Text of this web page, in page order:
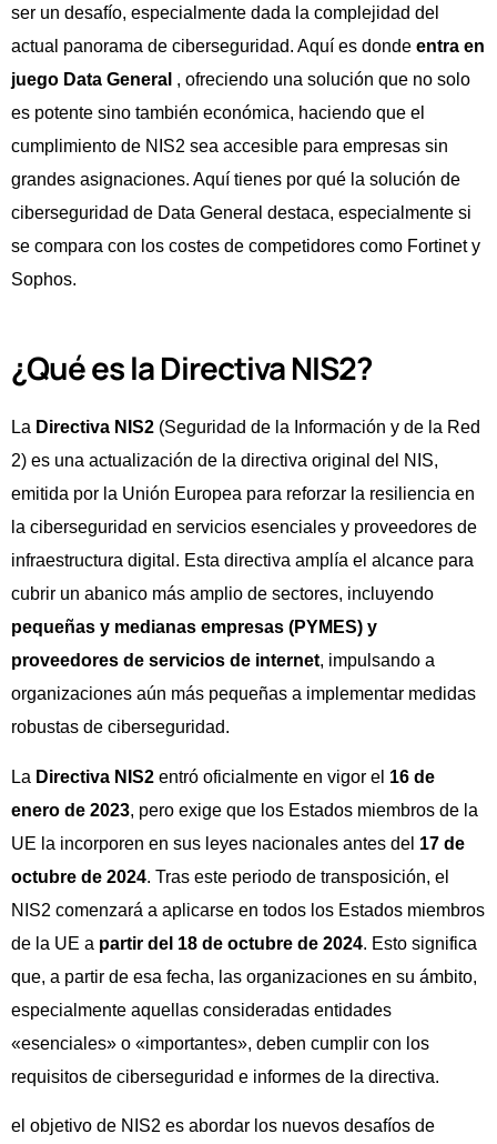
ser un desafío, especialmente dada la complejidad del
actual panorama de ciberseguridad. Aquí es donde entra en
juego Data General , ofreciendo una solución que no solo
es potente sino también económica, haciendo que el
cumplimiento de NIS2 sea accesible para empresas sin
grandes asignaciones. Aquí tienes por qué la solución de
ciberseguridad de Data General destaca, especialmente si
se compara con los costes de competidores como Fortinet y
Sophos.
¿Qué es la Directiva NIS2?
La Directiva NIS2 (Seguridad de la Información y de la Red
2) es una actualización de la directiva original del NIS,
emitida por la Unión Europea para reforzar la resiliencia en
la ciberseguridad en servicios esenciales y proveedores de
infraestructura digital. Esta directiva amplía el alcance para
cubrir un abanico más amplio de sectores, incluyendo
pequeñas y medianas empresas (PYMES) y
proveedores de servicios de internet, impulsando a
organizaciones aún más pequeñas a implementar medidas
robustas de ciberseguridad.
La Directiva NIS2 entró oficialmente en vigor el 16 de
enero de 2023, pero exige que los Estados miembros de la
UE la incorporen en sus leyes nacionales antes del 17 de
octubre de 2024. Tras este periodo de transposición, el
NIS2 comenzará a aplicarse en todos los Estados miembros
de la UE a partir del 18 de octubre de 2024. Esto significa
que, a partir de esa fecha, las organizaciones en su ámbito,
especialmente aquellas consideradas entidades
«esenciales» o «importantes», deben cumplir con los
requisitos de ciberseguridad e informes de la directiva.
el objetivo de NIS2 es abordar los nuevos desafíos de